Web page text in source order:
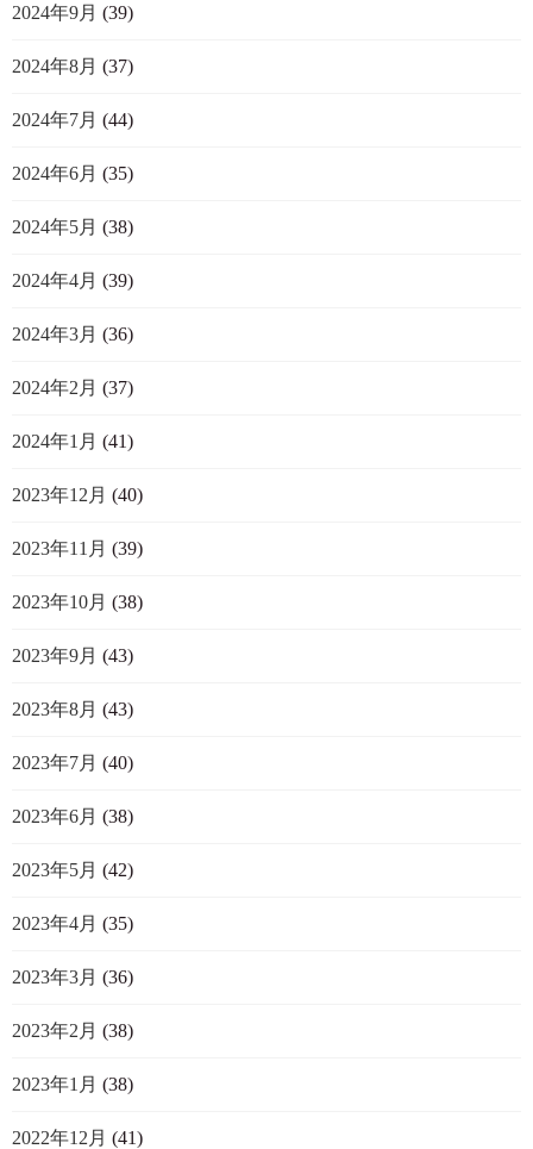
2024年9月 (39)
2024年8月 (37)
2024年7月 (44)
2024年6月 (35)
2024年5月 (38)
2024年4月 (39)
2024年3月 (36)
2024年2月 (37)
2024年1月 (41)
2023年12月 (40)
2023年11月 (39)
2023年10月 (38)
2023年9月 (43)
2023年8月 (43)
2023年7月 (40)
2023年6月 (38)
2023年5月 (42)
2023年4月 (35)
2023年3月 (36)
2023年2月 (38)
2023年1月 (38)
2022年12月 (41)